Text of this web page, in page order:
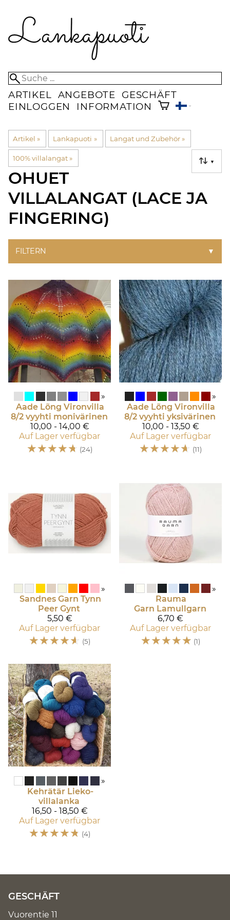
ARTIKEL ANGEBOTE
GESCHÄFT
EINLOGGEN
INFORMATION
Artikel ‪» Lankapuoti ‪» Langat und Zubehör ‪»
100% villalangat‪» ▼
OHUET
VILLALANGAT (LACE JA
FINGERING)
FILTERN ▼
»
Aade Lõng Vironvilla
8/2 vyyhti monivärinen
10,00 - 14,00 €
Auf Lager verfügbar
☆☆☆☆☆ (24)
»
Aade Lõng Vironvilla
8/2 vyyhti yksivärinen
10,00 - 13,50 €
Auf Lager verfügbar
☆☆☆☆☆ (11)
»
Sandnes Garn Tynn
Peer Gynt
5,50 €
Auf Lager verfügbar
☆☆☆☆☆ (5)
»
Rauma
Garn Lamullgarn
6,70 €
Auf Lager verfügbar
☆☆☆☆☆ (1)
»
Kehrätär Lieko-
villalanka
16,50 - 18,50 €
Auf Lager verfügbar
☆☆☆☆☆ (4)
GESCHÄFT
Vuorentie 11